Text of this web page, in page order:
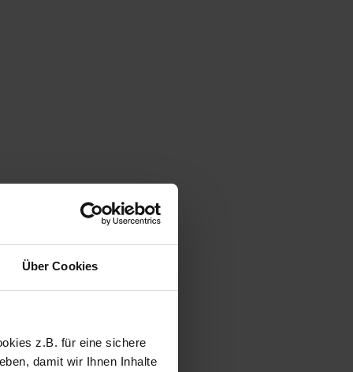
Über Cookies
z.B. für eine sichere
damit wir Ihnen Inhalte